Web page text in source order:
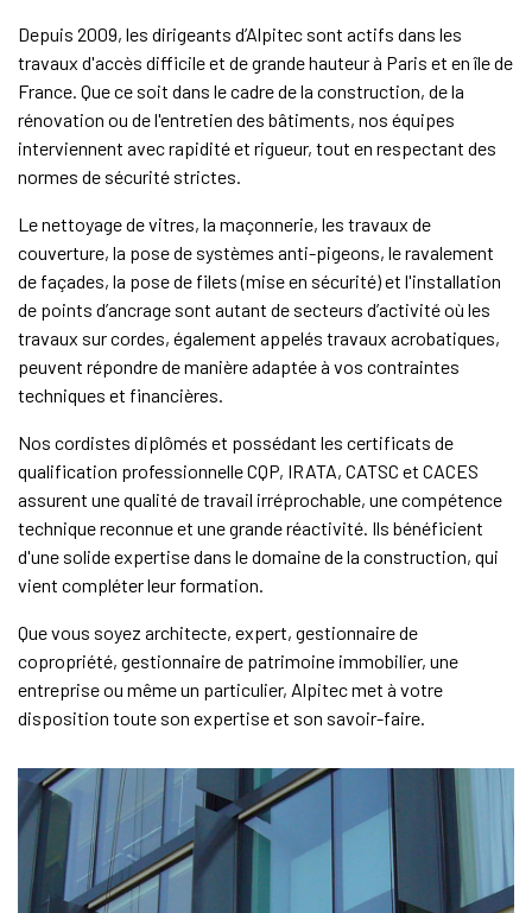
Depuis 2009, les dirigeants d’Alpitec sont actifs dans les
travaux d'accès difficile et de grande hauteur à Paris et en île de
France. Que ce soit dans le cadre de la construction, de la
rénovation ou de l'entretien des bâtiments, nos équipes
interviennent avec rapidité et rigueur, tout en respectant des
normes de sécurité strictes.
Le nettoyage de vitres, la maçonnerie, les travaux de
couverture, la pose de systèmes anti-pigeons, le ravalement
de façades, la pose de filets (mise en sécurité) et l'installation
de points d’ancrage sont autant de secteurs d’activité où les
travaux sur cordes, également appelés travaux acrobatiques,
peuvent répondre de manière adaptée à vos contraintes
techniques et financières.
Nos cordistes diplômés et possédant les certificats de
qualification professionnelle CQP, IRATA, CATSC et CACES
assurent une qualité de travail irréprochable, une compétence
technique reconnue et une grande réactivité. Ils bénéficient
d'une solide expertise dans le domaine de la construction, qui
vient compléter leur formation.
Que vous soyez architecte, expert, gestionnaire de
copropriété, gestionnaire de patrimoine immobilier, une
entreprise ou même un particulier, Alpitec met à votre
disposition toute son expertise et son savoir-faire.